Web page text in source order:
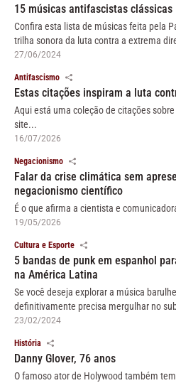
15 músicas antifascistas clássicas
Confira esta lista de músicas feita pela
trilha sonora da luta contra a extrema
27/06/2024
Antifascismo
Estas citações inspiram a luta
Aqui está uma coleção de citações
site...
16/07/2026
Negacionismo
Falar da crise climática sem
negacionismo científico
É o que afirma a cientista e
19/05/2026
Cultura e Esporte
5 bandas de punk em espanhol
na América Latina
Se você deseja explorar a música
definitivamente precisa mergulhar no
23/02/2024
História
Danny Glover, 76 anos
O famoso ator de Holywood também